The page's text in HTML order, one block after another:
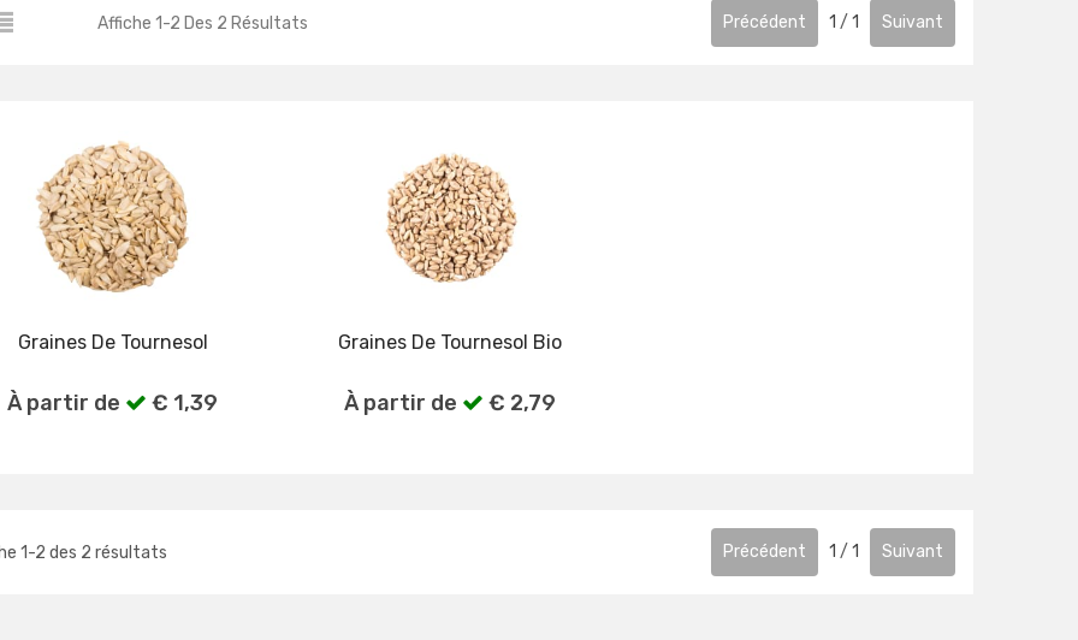
Affiche 1-2 Des 2 Résultats Précédent 1 / 1 Suivant
Graines De Tournesol
À partir de € 1,39
Graines De Tournesol Bio
À partir de € 2,79
1-2 des 2 résultats Précédent 1 / 1 Suivant